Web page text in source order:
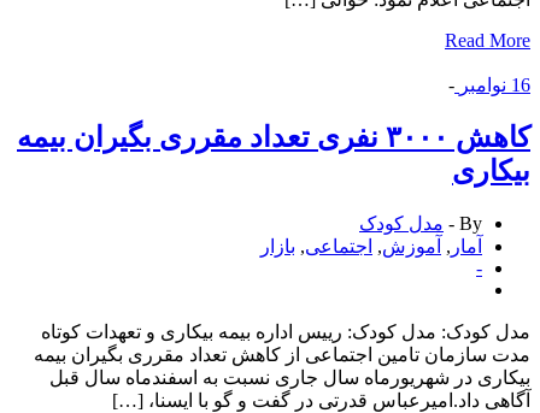
Read
کاهش ۳۰۰۰ نفری تعداد مقرری بگیران بیمه
By -
مدل کودک
آمار
آموزش, اجتماعی,بازار
کودک: مدل کودک: رییس اداره بیمه بیکاری و تعهدات کوتاه
سازمان تامین اجتماعی از کاهش تعداد مقرری بگیران بیمه
در شهریورماه سال جاری نسبت به اسفندماه سال قبل
داد.امیرعباس قدرتی در گفت و گو با ایسنا، […]